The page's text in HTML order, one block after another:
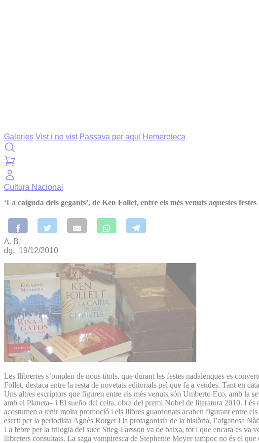
Galeries Vist i no vist Passava per aquí Hemeroteca
Cultura Nacional
‘La caiguda dels gegants’, de Ken Follet, entre els més venuts aquestes festes
A. B.
dg., 19/12/2010
Les llibreries s’omplen de nous títols, que durant les festes nadalenques es
Follet, destaca entre la resta de novetats editorials pel que fa a vendes. Tant en
Uns altres escriptors que figuren entre els més venuts són Umberto Eco, amb la
amb el Planeta‒ i El sueño del celta, obra del premi Nobel de literatura 2010. I
acostumen a tenir molta promoció i els llibres guardonats acaben figurant entre
escrit per la periodista Agnès Rotger i la protagonista de la història, l’afganesa
La febre per la trilogia del suec Stieg Larsson va de baixa, tot i que encara es va
llibreters consultats. La saga vampiresca de Stephenie Meyer tampoc no és el